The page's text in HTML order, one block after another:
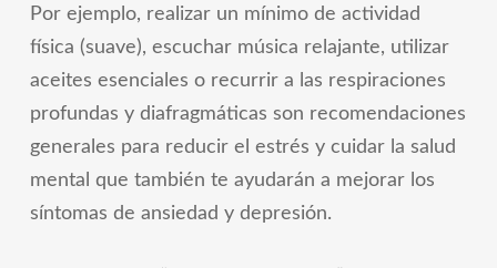
Por ejemplo, realizar un mínimo de actividad
física (suave), escuchar música relajante, utilizar
aceites esenciales o recurrir a las respiraciones
profundas y diafragmáticas son recomendaciones
generales para reducir el estrés y cuidar la salud
mental que también te ayudarán a mejorar los
síntomas de ansiedad y depresión.